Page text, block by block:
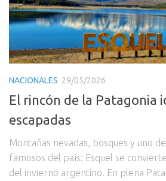
NACIONALES 29/05/2026
El rincón de la Patagonia
escapadas
Montañas nevadas, bosques y uno
famosos del país: Esquel se
del invierno argentino. En plena